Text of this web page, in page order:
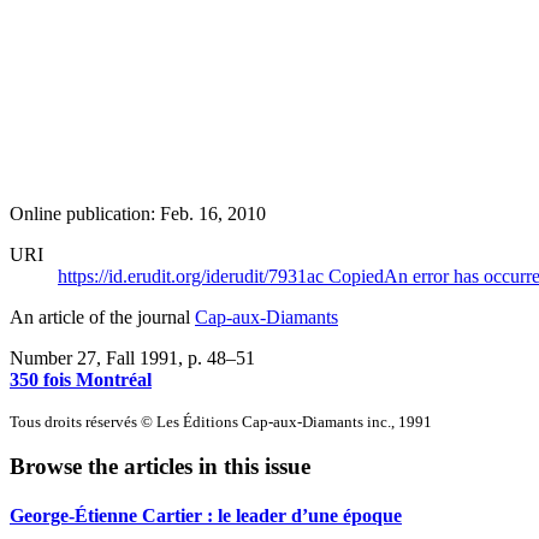
Online publication: Feb. 16, 2010
URI
https://id.erudit.org/iderudit/7931ac CopiedAn error has
An article of the journal Cap-aux-Diamants
Number 27, Fall 1991 , p. 48–51
350 fois Montréal
Tous droits réservés © Les Éditions Cap-aux-Diamants inc., 1991
Browse the articles in this issue
George-Étienne Cartier : le leader d’une époque